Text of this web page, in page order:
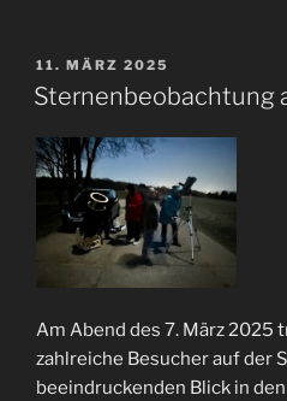
VERÖFFENTLICHT
AM
11. MÄRZ 2025
Sternenbeobachtung
Am Abend des 7. März 2025
zahlreiche Besucher auf der
beeindruckenden Blick in